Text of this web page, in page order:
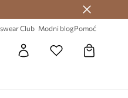
Club Modni blogPomoć